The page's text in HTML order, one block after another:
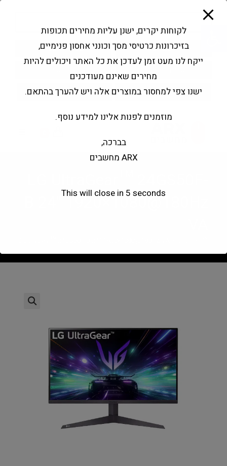
פתח סרגל נגישות
Products
search
החשבון שלי בקשה להצעה
B 24" 1920×1080@180Hz
לקוחות יקרים, ישנן עליות מחירים תכופות
בזיכרונות כרטיסי מסך וכונני אחסון פנימיים,
ייקח לנו מעט זמן לעדכן את כל האתר ויכולים להיות
מחירים שאינם מעודכנים
ישנו צפי למחסור במוצרים אלה ויש להערך בהתאם.
מוזמנים לפנות אלינו למידע נוסף.
בברכה,
ARX מחשבים
This will close in 5 seconds